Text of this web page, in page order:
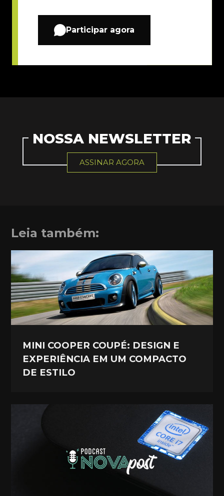
Participar agora
NOSSA NEWSLETTER
ASSINAR AGORA
Leia também:
MINI COOPER COUPÉ: DESIGN E
EXPERIÊNCIA EM UM COMPACTO
DE ESTILO